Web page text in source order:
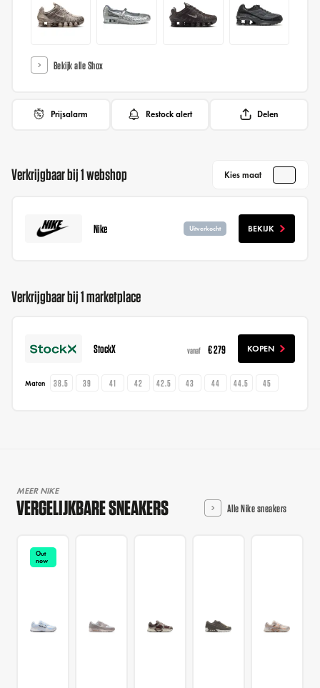
Bekijk alle Shox
Prijsalarm Restock alert Delen
Verkrijgbaar bij 1 webshop Kies maat
Nike Uitverkocht BEKIJK
Verkrijgbaar bij 1 marketplace
StockX vanaf € 279 KOPEN
Maten 38.5 39 41 42 42.5 43 44 44.5 45
MEER NIKE
VERGELIJKBARE SNEAKERS Alle Nike sneakers
Out
now